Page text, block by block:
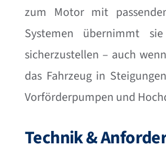
zum Motor mit
Systemen übernimmt
sicherzustellen – auch
das Fahrzeug in
Vorförderpumpen und
Technik &